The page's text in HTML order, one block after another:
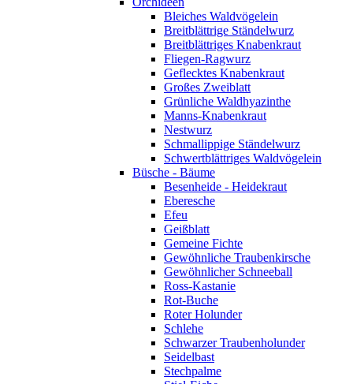
Bleiches Waldvögelein
Breitblättrige Ständelwurz
Breitblättriges Knabenkraut
Fliegen-Ragwurz
Geflecktes Knabenkraut
Großes Zweiblatt
Grünliche Waldhyazinthe
Manns-Knabenkraut
Nestwurz
Schmallippige Ständelwurz
Schwertblättriges Waldvögelein
Büsche - Bäume
Besenheide - Heidekraut
Eberesche
Efeu
Geißblatt
Gemeine Fichte
Gewöhnliche Traubenkirsche
Gewöhnlicher Schneeball
Ross-Kastanie
Rot-Buche
Roter Holunder
Schlehe
Schwarzer Traubenholunder
Seidelbast
Stechpalme